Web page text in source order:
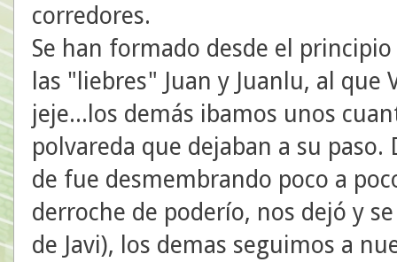
corredores.
Se han formado desde el
las "liebres" Juan y Juanlu, al
jeje...los demás ibamos unos
polvareda que dejaban a su
de fue desmembrando poco a
derroche de poderío, nos dejó y
de Javi), los demas seguimos a